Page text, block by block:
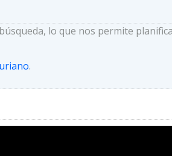
lo que nos permite
.